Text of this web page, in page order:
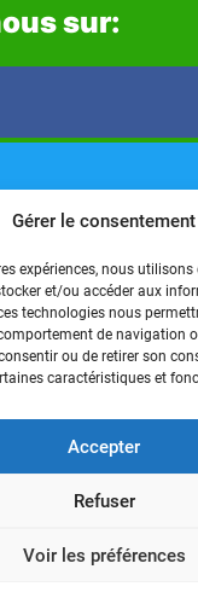
Gérer le consentement
expériences, nous
et/ou accéder aux
technologies nous
de navigation
ou de retirer son
caractéristiques et
Accepter
Refuser
Voir les préférences
sur:
SportSantéCinéma
Éducation
Football
Réalisé par Digital G